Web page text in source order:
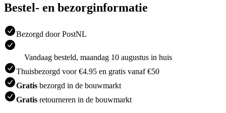
Bestel- en bezorginformatie
Bezorgd door PostNL
Vandaag besteld, maandag 10 augustus in huis
Thuisbezorgd voor €4.95 en gratis vanaf €50
Gratis bezorgd in de bouwmarkt
Gratis retourneren in de bouwmarkt